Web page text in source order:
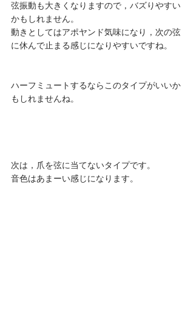
弦振動も大きくなりますので，バズりやすい
かもしれません。
動きとしてはアポヤンド気味になり，次の弦
に休んで止まる感じになりやすいですね。
ハーフミュートするならこのタイプがいいか
もしれませんね。
次は，爪を弦に当てないタイプです。
音色はあまーい感じになります。